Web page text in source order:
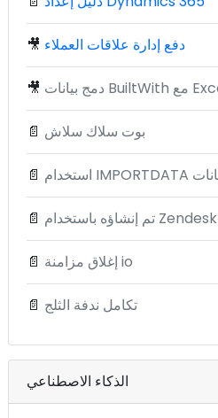
🎥 دفع إدارة علاقات العملاء
🎥
📄 بوت سلاك سلاش
📄
📄 تم إنشاؤه باستخدام Zendesk
📄 إغلاق مزامنة io
📄 تكامل ندفة الثلج
الذكاء الاصطناعي